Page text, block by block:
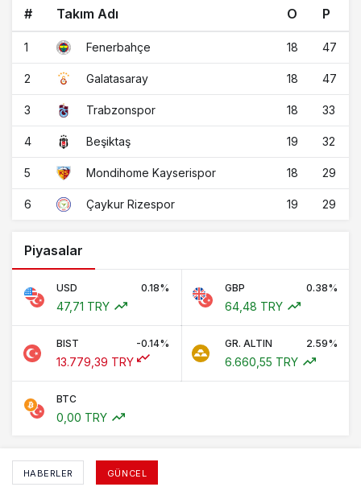
# Takım Adı O P
1 Fenerbahçe 18 47
2 Galatasaray 18 47
3 Trabzonspor 18 33
4 Beşiktaş 19 32
5 Mondihome Kayserispor 18 29
6 Çaykur Rizespor 19 29
Piyasalar
USD 0.18%
47,71 TRY
GBP 0.38%
64,48 TRY
BIST -0.14%
13.779,39 TRY
GR. ALTIN 2.59%
6.660,55 TRY
BTC
0,00 TRY
HABERLER GÜNCEL